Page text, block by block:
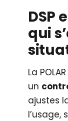
DSP
qui
La
un
ajustes
l’usage,